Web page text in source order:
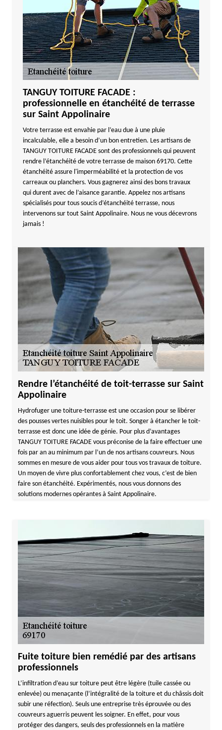
TANGUY TOITURE FACADE :
professionnelle en étanchéité de terrasse
sur Saint Appolinaire
Votre terrasse est envahie par l’eau due à une pluie
incalculable, elle a besoin d’un bon entretien. Les artisans de
TANGUY TOITURE FACADE sont des professionnels qui peuvent
rendre l’étanchéité de votre terrasse de maison 69170. Cette
étanchéité assure l'imperméabilité et la protection de vos
carreaux ou planchers. Vous gagnerez ainsi des bons travaux
qui durent avec de l’aisance garantie. Appelez nos artisans
spécialisés pour tous soucis d’étanchéité terrasse, nous
intervenons sur tout Saint Appolinaire. Nous ne vous décevrons
jamais !
Rendre l’étanchéité de toit-terrasse sur Saint
Appolinaire
Hydrofuger une toiture-terrasse est une occasion pour se libérer
des pousses vertes nuisibles pour le toit. Songer à étancher le toit-
terrasse est donc une idée de génie. Pour plus d’avantages
TANGUY TOITURE FACADE vous préconise de la faire effectuer une
fois par an au minimum par l’un de nos artisans couvreurs. Nous
sommes en mesure de vous aider pour tous vos travaux de toiture.
Un moyen de vivre plus confortablement chez vous, c’est de bien
faire son étanchéité. Expérimentés, nous vous donnons des
solutions modernes opérantes à Saint Appolinaire.
Fuite toiture bien remédié par des artisans
professionnels
L’infiltration d’eau sur toiture peut être légère (tuile cassée ou
enlevée) ou menaçante (l’intégralité de la toiture et du châssis doit
subir une réfection). Seuls une entreprise très éprouvée ou des
couvreurs aguerris peuvent les soigner. En effet, pour vous
protéger des dangers, seuls des professionnels en la matière